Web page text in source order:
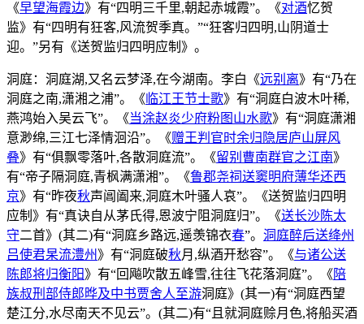
《早望海霞边》有“四明三千里,朝起赤城霞”。《对酒忆贺
监》有“四明有狂客,风流贺季真。”“狂客归四明,山阴道士
迎。”另有《送贺监归四明应制》。
洞庭：洞庭湖,又名云梦泽,在今湖南。李白《远别离》有“乃在
洞庭之南,潇湘之浦”。《 临江王节士歌》有“洞庭白波木叶稀,
燕鸿始入吴云飞”。《当涂赵炎少府粉图山水歌》有“洞庭潇湘
意渺绵,三江七泽情洄沿”。《赠王判官时余归隐居庐山屏风
叠》有“俱飘零落叶,各散洞庭流”。《留别曹南群官之江南》
有“帝子隔洞庭,青枫满潇湘”。《鲁郡尧祠送窦明府薄华还西
京》有“昨夜秋声阊阖来,洞庭木叶骚人哀”。《送贺监归四明
应制》有“真诀自从茅氏得,恩波宁阻洞庭归”。《送长沙陈太
守二首》(其二)有“洞庭乡路远,遥羡锦衣春”。 洞庭醉后送绛州
吕使君杲流澧州 》有“洞庭破秋月,纵酒开愁容”。《与诸公送
陈郎将归衡阳》有“回飚吹散五峰雪,往往飞花落洞庭”。《 陪
族叔刑部侍郎晔及中书贾舍人至游洞庭》(其一)有“洞庭西望
楚江分,水尽南天不见云”。(其二)有“且就洞庭赊月色,将船买酒